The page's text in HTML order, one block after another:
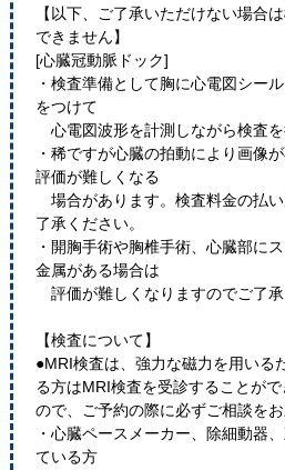
【以下、ご了承いただけない場合
できません】
[心臓冠動脈ドック]
・検査準備として胸に心電図シー
をつけて
心電図波形を計測しながら検査を
・稀ですが心臓の拍動により画像
評価が難しくなる
場合があります。検査料金の払
了承ください。
・開胸手術や胸椎手術、心臓部に
金属がある場合は
評価が難しくなりますのでご了承
【検査について】
●MRI検査は、強力な磁力を用いる
る方はMRI検査を受診することが
ので、ご予約の際に必ずご相談をお
・心臓ペースメーカー、除細動器
ている方